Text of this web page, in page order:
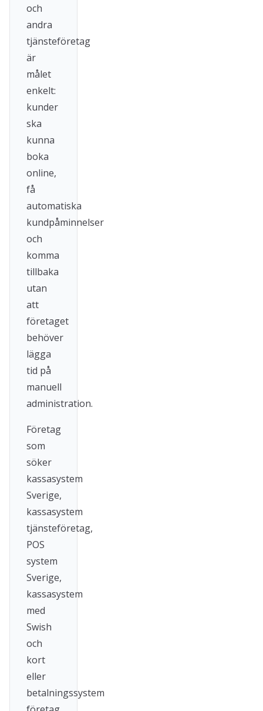
och
andra
tjänsteföretag
är
målet
enkelt:
kunder
ska
kunna
boka
online,
få
automatiska
kundpåminnelser
och
komma
tillbaka
utan
att
företaget
behöver
lägga
tid på
manuell
administration.
Företag
som
söker
kassasystem
Sverige,
kassasystem
tjänsteföretag,
POS
system
Sverige,
kassasystem
med
Swish
och
kort
eller
betalningssystem